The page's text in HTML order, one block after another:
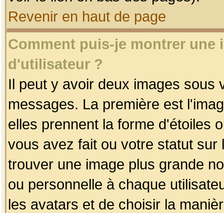
Revenir en haut de page
Comment puis-je montrer une
d'utilisateur ?
Il peut y avoir deux images sous
messages. La première est
elles prennent la forme d'étoiles
vous avez fait ou votre statut
trouver une image plus grande
ou personnelle à chaque
les avatars et de choisir la